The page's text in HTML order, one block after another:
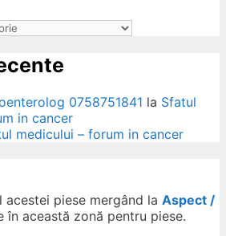
0758751841 la Sfatul
in cancer
medicului – forum in cancer
piese mergând la Aspect /
în această zonă pentru piese.